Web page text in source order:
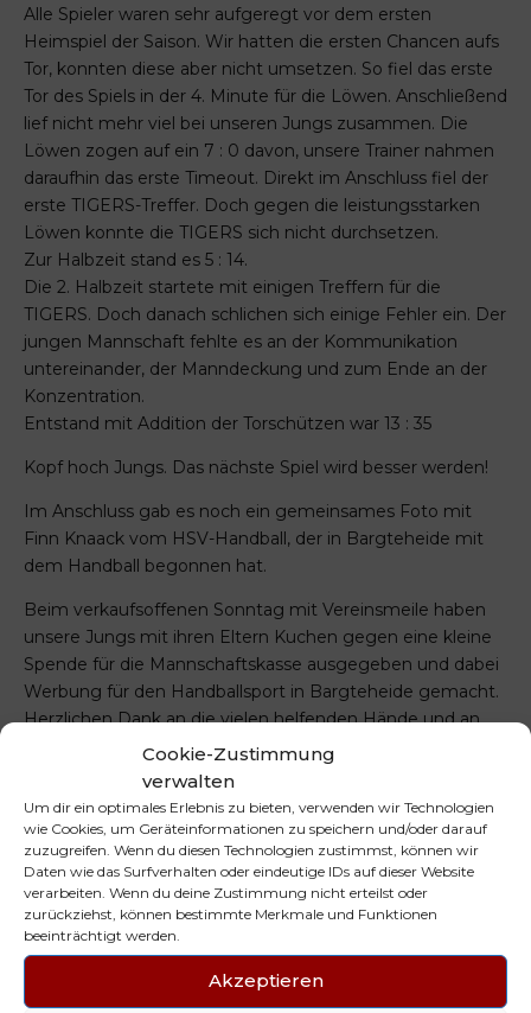
Cookie-Zustimmung
verwalten
Um dir ein optimales Erlebnis zu bieten, verwenden wir Technologien
wie Cookies, um Geräteinformationen zu speichern und/oder darauf
zuzugreifen. Wenn du diesen Technologien zustimmst, können wir
Daten wie das Surfverhalten oder eindeutige IDs auf dieser Website
verarbeiten. Wenn du deine Zustimmung nicht erteilst oder
zurückziehst, können bestimmte Merkmale und Funktionen
beeinträchtigt werden.
Akzeptieren
Alle Spieler waren sehr aufgeregt vor dem ersten
Heimspiel der Saison. Wir hatten die ersten Chancen aufs
Tor, konnten diese aber nicht umsetzen. So fiel das erste
Tor des Spiels in der 4. Minute für die Löwen. Anschließend
lief nicht mehr viel bei unseren Jungs zusammen. Die
Löwen zogen auf ein 7 : 0 davon, unsere Trainer nahmen
daraufhin das erste Timeout. Direkt im Anschluss fiel der
erste TIGERS-Treffer. Doch gegen die leistungsstarken
Löwen konnte die TIGERS sich nicht durchsetzen.
Zur Halbzeit stand es 5 : 14.
Die 2. Halbzeit startete mit einigen Treffern für die
TIGERS. Doch danach schlichen sich einige Fehler ein. Der
jungen Mannschaft fehlte es an der Kommunikation
untereinander, der Manndeckung und zum Ende an der
Konzentration.
Entstand mit Addition der Torschützen war 13 : 35
Kopf hoch Jungs. Das nächste Spiel wird besser werden!
Im Anschluss gab es noch ein gemeinsames Foto mit
Finn Knaack vom HSV-Handball, der in Bargteheide mit
dem Handball begonnen hat.
Beim verkaufsoffenen Sonntag mit Vereinsmeile haben
unsere Jungs mit ihren Eltern Kuchen gegen eine kleine
Spende für die Mannschaftskasse ausgegeben und dabei
Werbung für den Handballsport in Bargteheide gemacht.
Herzlichen Dank an die vielen helfenden Hände und an
die HASPA Bargteheide für die Bereitstellung des Platzes.
Männliche B-Jugend
startet erfolgreich in
die
Regionalligasaison
wJC1 lässt dem ATSV
Stockelsdorf
auswärts keine
NEUESTE BEITRÄGE